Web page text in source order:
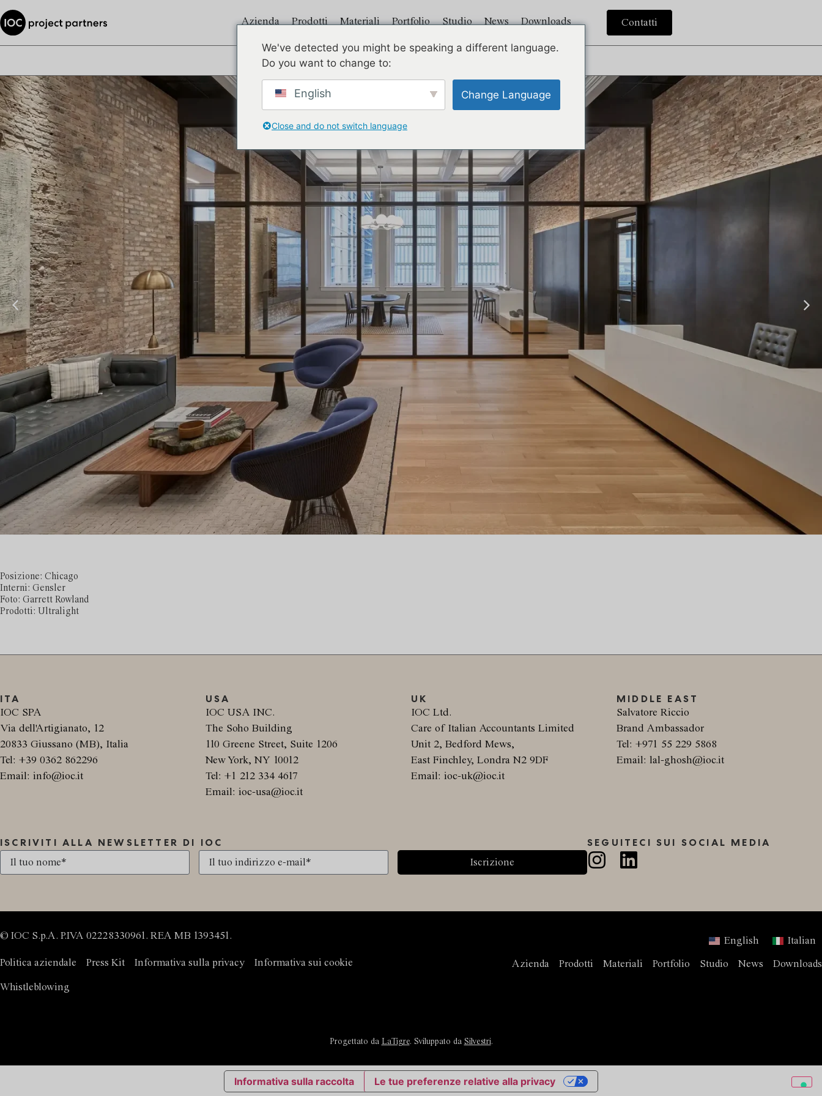
Azienda Prodotti Materiali Portfolio Studio News Downloads Contatti
Law Firm
Posizione: Chicago
Interni: Gensler
Foto: Garrett Rowland
Prodotti: Ultralight
ITA
IOC SPA
Via dell'Artigianato, 12
20833 Giussano (MB), Italia
Tel: +39 0362 862296
Email: info@ioc.it
USA
IOC USA INC.
The Soho Building
110 Greene Street, Suite 1206
New York, NY 10012
Tel: +1 212 334 4617
Email: ioc-usa@ioc.it
UK
IOC Ltd.
Care of Italian Accountants Limited
Unit 2, Bedford Mews,
East Finchley, Londra N2 9DF
Email: ioc-uk@ioc.it
MIDDLE EAST
Salvatore Riccio
Brand Ambassador
Tel: +971 55 229 5868
Email: lal-ghosh@ioc.it
ISCRIVITI ALLA NEWSLETTER DI IOC
Iscrizione
SEGUITECI SUI SOCIAL MEDIA
© IOC S.p.A. P.IVA 02228330961. REA MB 1393451.
Politica aziendale Press Kit Informativa sulla privacy Informativa sui cookie
Whistleblowing
English Italian
Azienda Prodotti Materiali Portfolio Studio News Downloads
Progettato da LaTigre. Sviluppato da Silvestri.
We've detected you might be speaking a different language.
Do you want to change to:
English Change Language
Close and do not switch language
Informativa sulla raccolta Le tue preferenze relative alla privacy